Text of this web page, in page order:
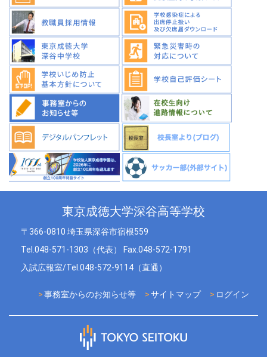
東京成徳大学深谷高等学校
〒366-0810 埼玉県深谷市宿根559
Tel.048-571-1303（代表） Fax.048-572-1791
入試広報室/Tel.048-572-9114（直通）
ログイン
サイトマップ
事務室からのお知らせ等